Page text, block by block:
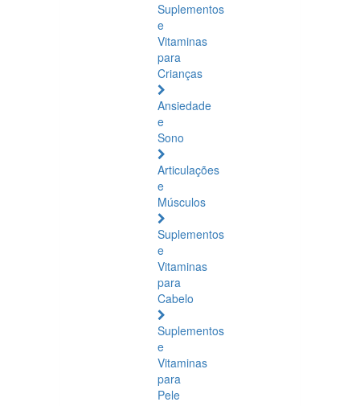
Suplementos
e
Vitaminas
para
Crianças
Ansiedade
e
Sono
Articulações
e
Músculos
Suplementos
e
Vitaminas
para
Cabelo
Suplementos
e
Vitaminas
para
Pele